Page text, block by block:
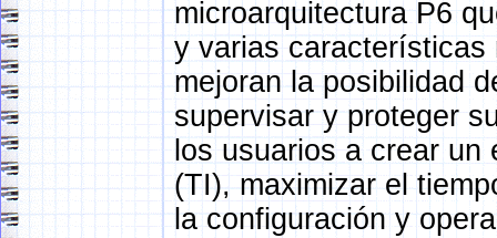
microarquitectura P6
y varias
mejoran la posibilidad
supervisar y proteger
los usuarios a crear
(TI), maximizar el
la configuración y